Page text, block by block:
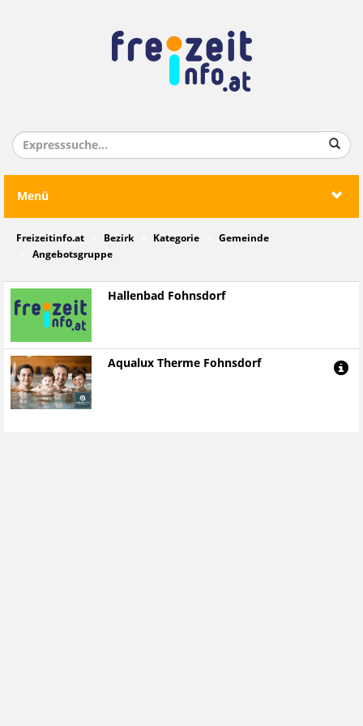
Menü
Freizeitinfo.at Bezirk Kategorie
Gemeinde
Angebotsgruppe
Hallenbad Fohnsdorf
Aqualux Therme Fohnsdorf